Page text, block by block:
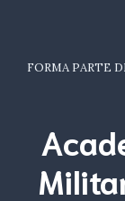
FORMA PARTE